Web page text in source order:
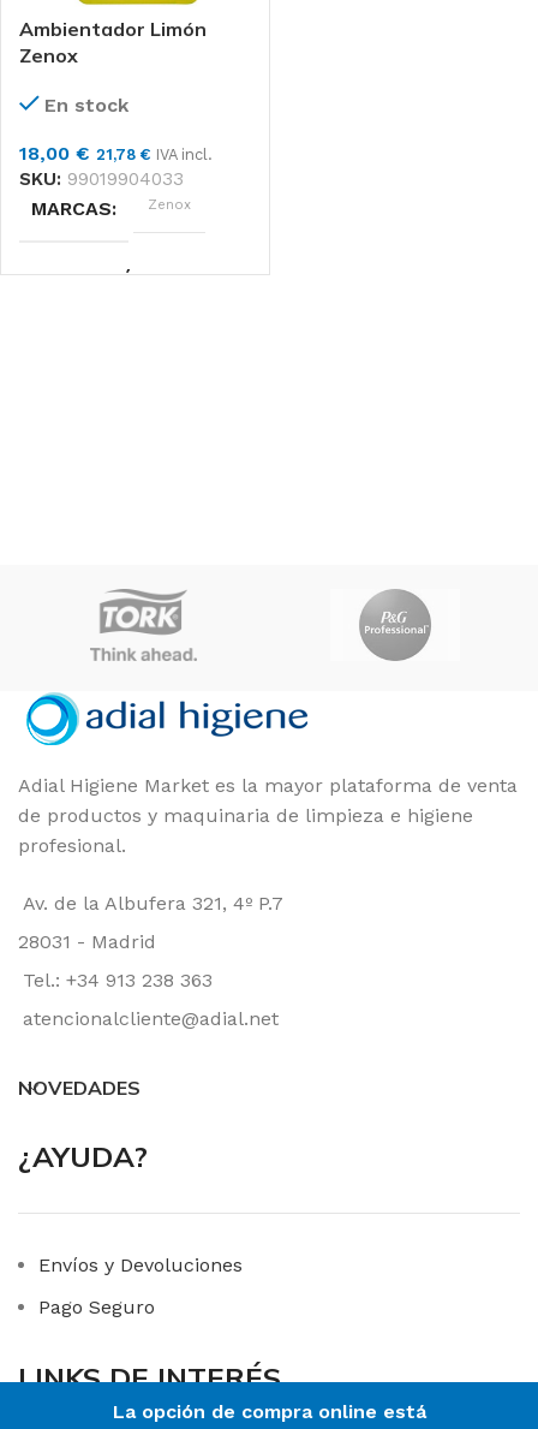
La opción de compra online está
Ambientador Limón
Zenox
En stock
18,00 € 21,78 € IVA incl.
SKU: 99019904033
MARCAS Zenox
APLICACIÓN
Adial Higiene Market es la mayor plataforma de venta
de productos y maquinaria de limpieza e higiene
profesional.
Av. de la Albufera 321, 4º P.7
28031 - Madrid
Tel.: +34 913 238 363
atencionalcliente@adial.net
NOVEDADES
¿AYUDA?
Envíos y Devoluciones
Pago Seguro
LINKS DE INTERÉS